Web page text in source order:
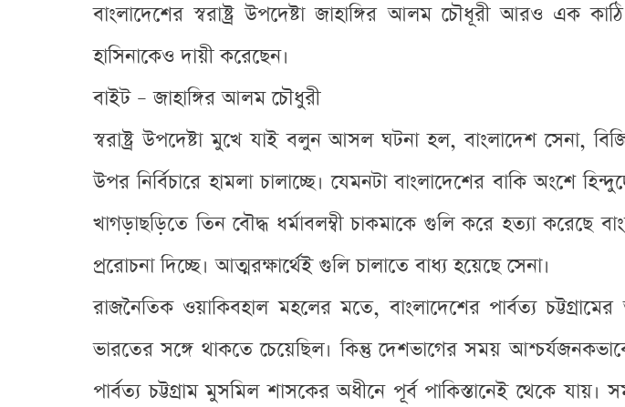
বাংলাদেশের স্বরাষ্ট্র উপদেষ্টা জাহাঙ্গির আলম চৌধূরী আরও এক
হাসিনাকেও দায়ী করেছেন।
বাইট – জাহাঙ্গির আলম চৌধুরী
স্বরাষ্ট্র উপদেষ্টা মুখে যাই বলুন আসল ঘটনা হল, বাংলাদেশ সেনা,
উপর নির্বিচারে হামলা চালাচ্ছে। যেমনটা বাংলাদেশের বাকি অংশে
খাগড়াছড়িতে তিন বৌদ্ধ ধর্মাবলম্বী চাকমাকে গুলি করে হত্যা করেছে
প্ররোচনা দিচ্ছে। আত্মরক্ষার্থেই গুলি চালাতে বাধ্য হয়েছে সেনা।
রাজনৈতিক ওয়াকিবহাল মহলের মতে, বাংলাদেশের পার্বত্য
ভারতের সঙ্গে থাকতে চেয়েছিল। কিন্তু দেশভাগের সময়
পার্বত্য চট্টগ্রাম মুসমিল শাসকের অধীনে পূর্ব পাকিস্তানেই থেকে